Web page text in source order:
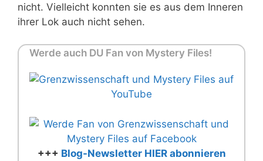
nicht. Vielleicht konnten sie es aus dem Inneren
ihrer Lok auch nicht sehen.
Werde auch DU Fan von Mystery Files!
+++ Blog-Newsletter HIER abonnieren